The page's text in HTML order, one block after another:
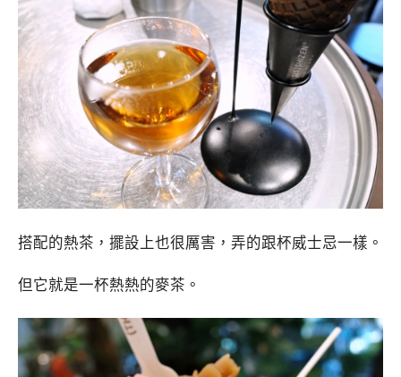
搭配的熱茶，擺設上也很厲害，弄的跟杯威士忌一樣。
但它就是一杯熱熱的麥茶。